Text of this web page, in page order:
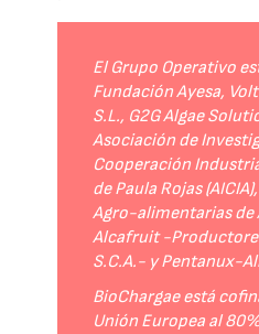
El Grupo Operativo
Fundación Ayesa,
S.L., G2G Algae
Asociación de
Cooperación
de Paula Rojas
Agro-alimentarias de
Alcafruit -
S.C.A.- y Pentanux-
BioChargae está
Unión Europea al